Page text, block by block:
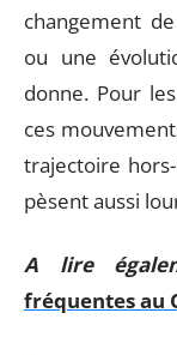
changement
ou une
donne. Pour
ces
trajectoire
pèsent aussi
A lire
fréquentes au